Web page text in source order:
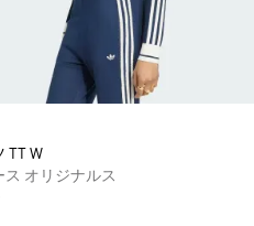
TT W
ス オリジナルス